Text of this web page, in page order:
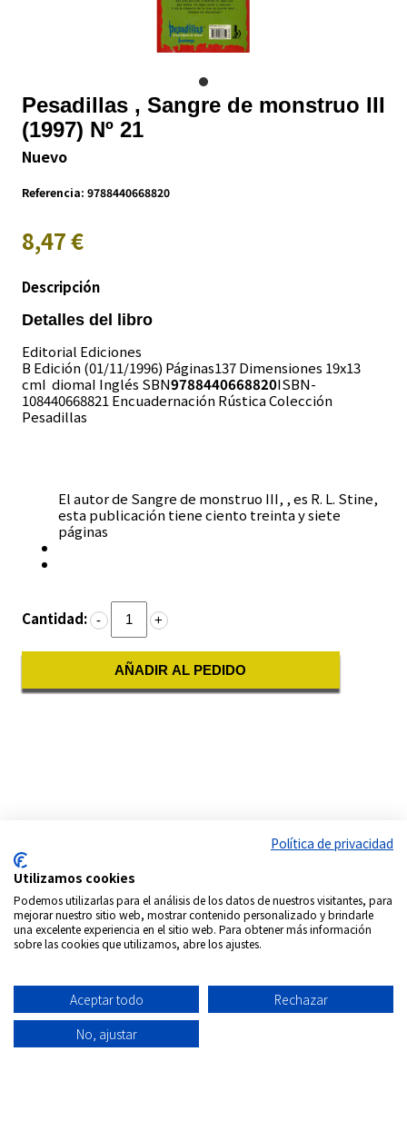
Pesadillas , Sangre de monstruo III
(1997) Nº 21
Nuevo
Referencia: 9788440668820
8,47 €
Descripción
Detalles del libro
Editorial Ediciones
B Edición (01/11/1996) Páginas137 Dimensiones 19x13
cmI diomaI Inglés SBN9788440668820ISBN-
108440668821 Encuadernación Rústica Colección
Pesadillas
El autor de Sangre de monstruo III, , es R. L. Stine,
esta publicación tiene ciento treinta y siete
páginas
Cantidad: - +
AÑADIR AL PEDIDO
Síguenos en:
Política de privacidad
Utilizamos cookies
Podemos utilizarlas para el análisis de los datos de nuestros visitantes, para
mejorar nuestro sitio web, mostrar contenido personalizado y brindarle
una excelente experiencia en el sitio web. Para obtener más información
sobre las cookies que utilizamos, abre los ajustes.
Aceptar todo
Rechazar
No, ajustar